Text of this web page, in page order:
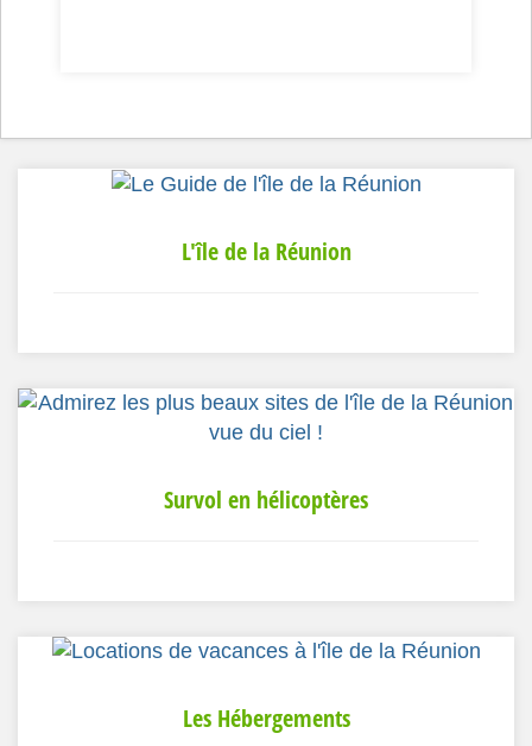
L'île de la Réunion
Survol en hélicoptères
Les Hébergements